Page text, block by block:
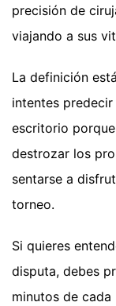
precisión de
viajando a sus
La definición
intentes
escritorio
destrozar los
sentarse a
torneo.
Si quieres
disputa, debes
minutos de